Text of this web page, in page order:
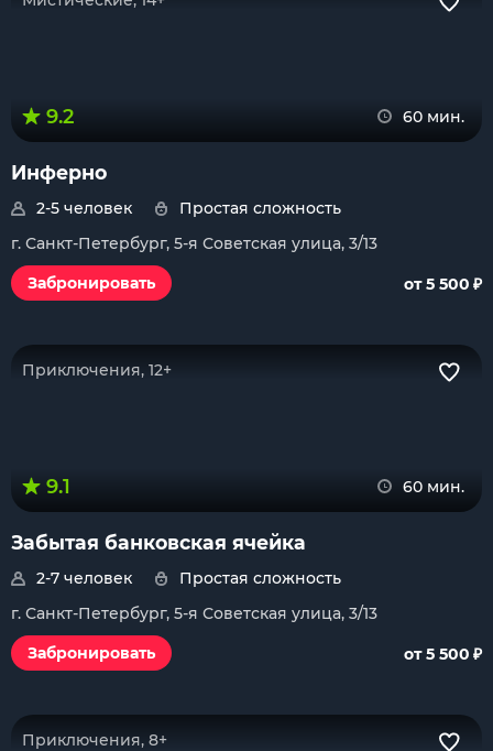
9.2 60 мин.
Инферно
2-5 человек
Простая сложность
г. Санкт-Петербург, 5-я Советская улица, 3/13
Забронировать
от 5 500 ₽
Приключения, 12+
9.1 60 мин.
Забытая банковская ячейка
2-7 человек
Простая сложность
г. Санкт-Петербург, 5-я Советская улица, 3/13
Забронировать
от 5 500 ₽
Приключения, 8+